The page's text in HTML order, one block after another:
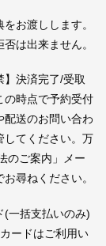
お渡しします。
は出来ません。
決済完了/受取
の時点で予約受付
配送のお問い合わ
してください。万
のご案内」メー
尋ねください。
一括支払いのみ)
ードはご利用い